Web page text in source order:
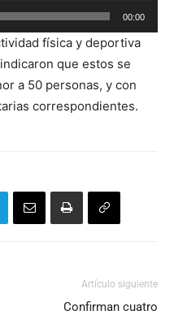
00:00
física y deportiva
que estos se
a 50 personas, y con
correspondientes.
Artículo siguiente
Confirman cuatro